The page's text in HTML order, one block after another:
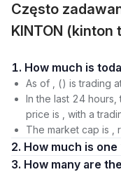
Często
KINTON (kinton
1. How much
As of , () is trading
In the last 24
price is , with a
The market cap is ,
2. How much is one
3. How many